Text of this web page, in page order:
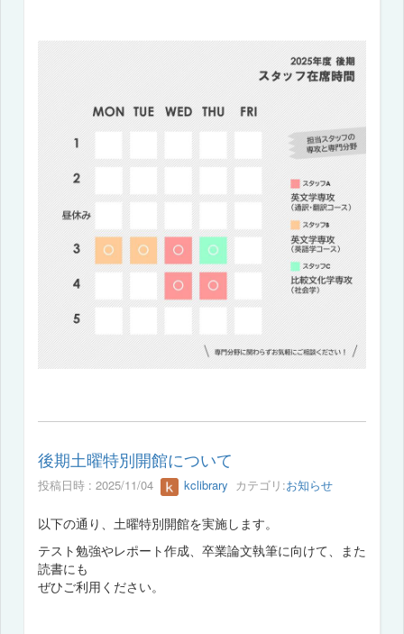
後期土曜特別開館について
投稿日時 : 2025/11/04 kclibrary カテゴリ:お知らせ
以下の通り、土曜特別開館を実施します。
テスト勉強やレポート作成、卒業論文執筆に向けて、また
読書にも
ぜひご利用ください。